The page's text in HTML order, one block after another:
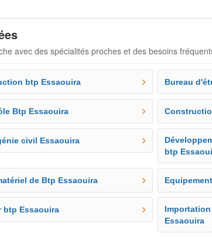
avec des spécialités proches et des besoins
btp Essaouira Bureau
Btp Essaouira
civil Essaouira
btp
de Btp Essaouira
btp Essaouira
Essaouira